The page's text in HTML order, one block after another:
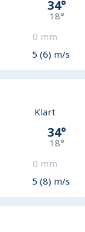
34°
18°
0 mm
5 (6) m/s
Klart
34°
18°
0 mm
5 (8) m/s